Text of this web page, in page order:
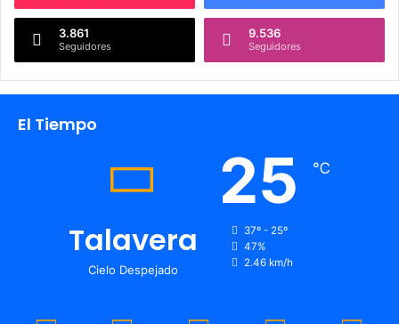
A
3.861
Seguidores
9.536
Seguidores
El Tiempo
Talavera
Cielo Despejado
25 ℃
37º - 25º
47%
2.46 km/h